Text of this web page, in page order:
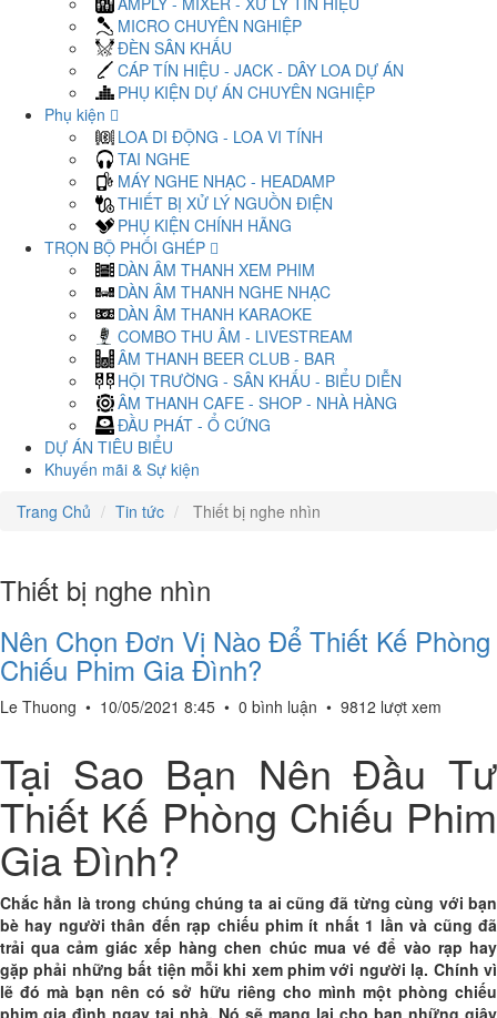
MICRO CHUYÊN NGHIỆP
ĐÈN SÂN KHẤU
CÁP TÍN HIỆU - JACK - DÂY LOA DỰ ÁN
PHỤ KIỆN DỰ ÁN CHUYÊN NGHIỆP
Phụ kiện
LOA DI ĐỘNG - LOA VI TÍNH
TAI NGHE
MÁY NGHE NHẠC - HEADAMP
THIẾT BỊ XỬ LÝ NGUỒN ĐIỆN
PHỤ KIỆN CHÍNH HÃNG
TRỌN BỘ PHỐI GHÉP
DÀN ÂM THANH XEM PHIM
DÀN ÂM THANH NGHE NHẠC
DÀN ÂM THANH KARAOKE
COMBO THU ÂM - LIVESTREAM
ÂM THANH BEER CLUB - BAR
HỘI TRƯỜNG - SÂN KHẤU - BIỂU DIỄN
ÂM THANH CAFE - SHOP - NHÀ HÀNG
ĐẦU PHÁT - Ổ CỨNG
DỰ ÁN TIÊU BIỂU
Khuyến mãi & Sự kiện
Trang Chủ
Tin tức Thiết bị nghe nhìn
Thiết bị nghe nhìn
Nên Chọn Đơn Vị Nào Để Thiết Kế Phòng
Chiếu Phim Gia Đình?
Le Thuong • 10/05/2021 8:45 • 0 bình luận • 9812 lượt xem
Tại Sao Bạn Nên Đầu Tư
Thiết Kế Phòng Chiếu Phim
Gia Đình?
Chắc hẳn là trong chúng chúng ta ai cũng đã từng cùng với bạn
bè hay người thân đến rạp chiếu phim ít nhất 1 lần và cũng đã
trải qua cảm giác xếp hàng chen chúc mua vé để vào rạp hay
gặp phải những bất tiện mỗi khi xem phim với người lạ. Chính vì
lẽ đó mà bạn nên có sở hữu riêng cho mình một phòng chiếu
phim gia đình ngay tại nhà. Nó sẽ mang lại cho bạn những giây